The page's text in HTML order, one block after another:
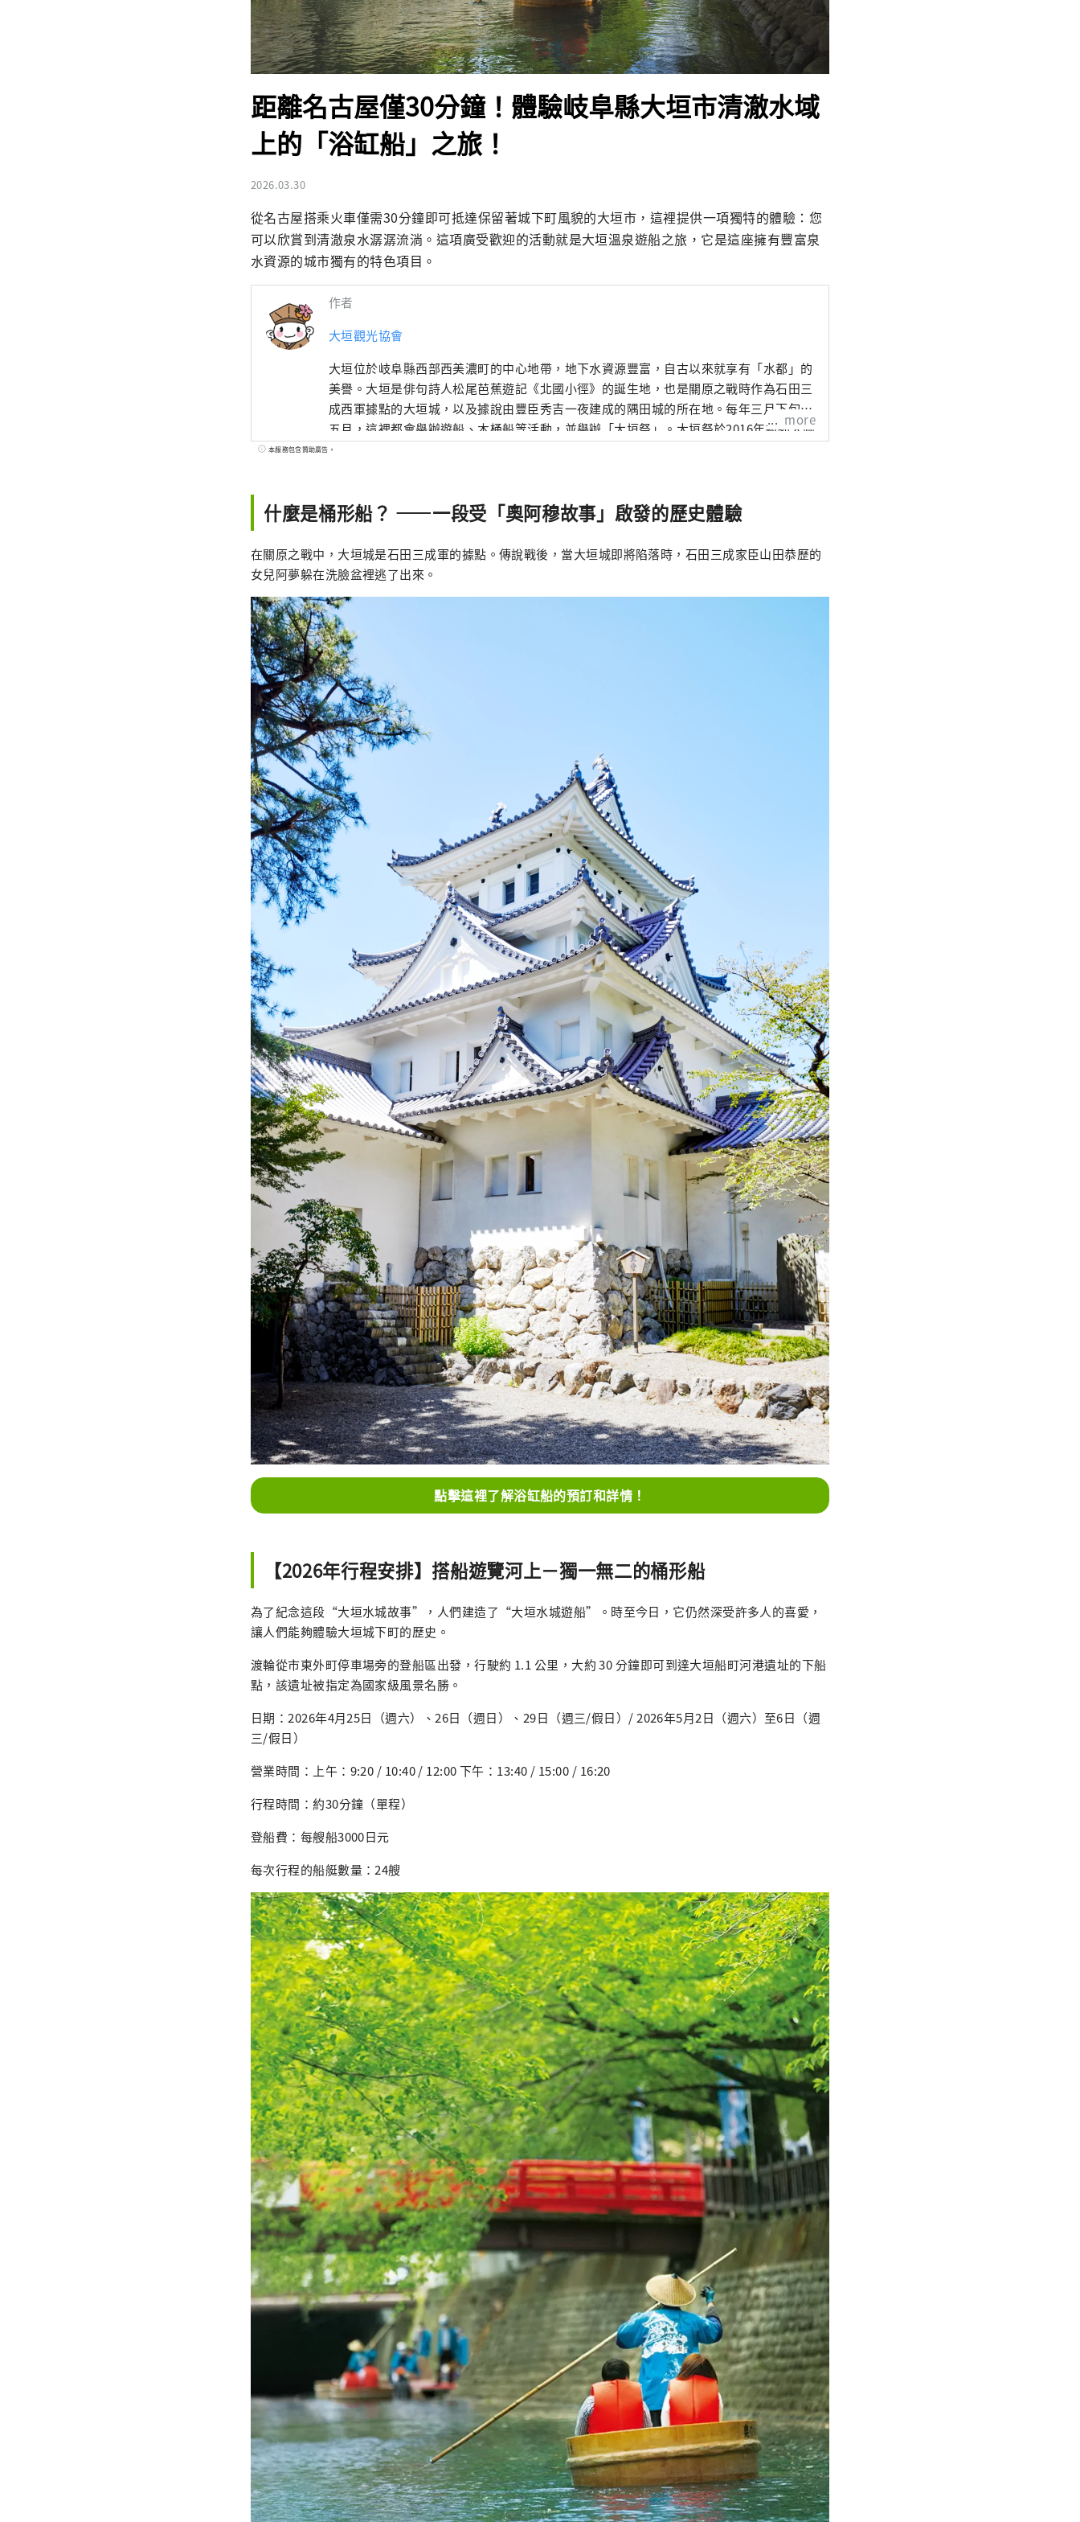
距離名古屋僅30分鐘！體驗岐阜縣大垣市清澈水域
上的「浴缸船」之旅！
2026.03.30
從名古屋搭乘火車僅需30分鐘即可抵達保留著城下町風貌的大垣市，這裡提供一項獨特的體驗：您
可以欣賞到清澈泉水潺潺流淌。這項廣受歡迎的活動就是大垣溫泉遊船之旅，它是這座擁有豐富泉
水資源的城市獨有的特色項目。
作者
大垣觀光協會
大垣位於岐阜縣西部西美濃町的中心地帶，地下水資源豐富，自古以來就享有「水都」的
美譽。大垣是俳句詩人松尾芭蕉遊記《北國小徑》的誕生地，也是關原之戰時作為石田三
成西軍據點的大垣城，以及據說由豐臣秀吉一夜建成的隅田城的所在地。每年三月下旬至
五月，這裡都會舉辦遊船、木桶船等活動，並舉辦「大垣祭」。大垣祭於2016年被列入聯
合國教科文組織非物質文化遺產名錄。
more
本服務包含贊助廣告。
什麼是桶形船？ ——一段受「奧阿穆故事」啟發的歷史體驗
在關原之戰中，大垣城是石田三成軍的據點。傳說戰後，當大垣城即將陷落時，石田三成家臣山田恭歷的
女兒阿夢躲在洗臉盆裡逃了出來。
點擊這裡了解浴缸船的預訂和詳情！
【2026年行程安排】搭船遊覽河上－獨一無二的桶形船
為了紀念這段“大垣水城故事”，人們建造了“大垣水城遊船”。時至今日，它仍然深受許多人的喜愛，
讓人們能夠體驗大垣城下町的歷史。
渡輪從市東外町停車場旁的登船區出發，行駛約 1.1 公里，大約 30 分鐘即可到達大垣船町河港遺址的下船
點，該遺址被指定為國家級風景名勝。
日期：2026年4月25日（週六）、26日（週日）、29日（週三/假日）/ 2026年5月2日（週六）至6日（週
三/假日）
營業時間：上午：9:20 / 10:40 / 12:00 下午：13:40 / 15:00 / 16:20
行程時間：約30分鐘（單程）
登船費：每艘船3000日元
每次行程的船艇數量：24艘